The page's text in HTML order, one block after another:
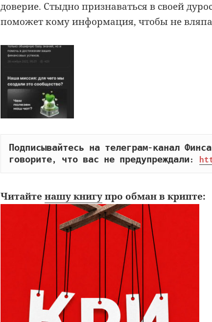
доверие. Стыдно признаваться в своей
поможет кому информация, чтобы не
Подписывайтесь на телеграм-канал
говорите, что вас не предупреждали:
Читайтенашу книгупро обман в крипте: